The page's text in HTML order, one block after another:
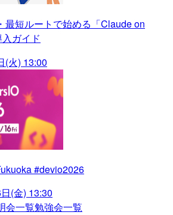
最短ルートで始める「Claude on
ガイド
(火) 13:00
#devio2026
(金) 13:30
会一覧勉強会一覧